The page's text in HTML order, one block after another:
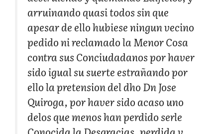
arruinando quasi todos sin que
apesar de ello hubiese ningun vecino
pedido ni reclamado la Menor Cosa
contra sus Conciudadanos por haver
sido igual su suerte estrañando por
ello la pretension del dho Dn Jose
Quiroga, por haver sido acaso uno
delos que menos han perdido serle